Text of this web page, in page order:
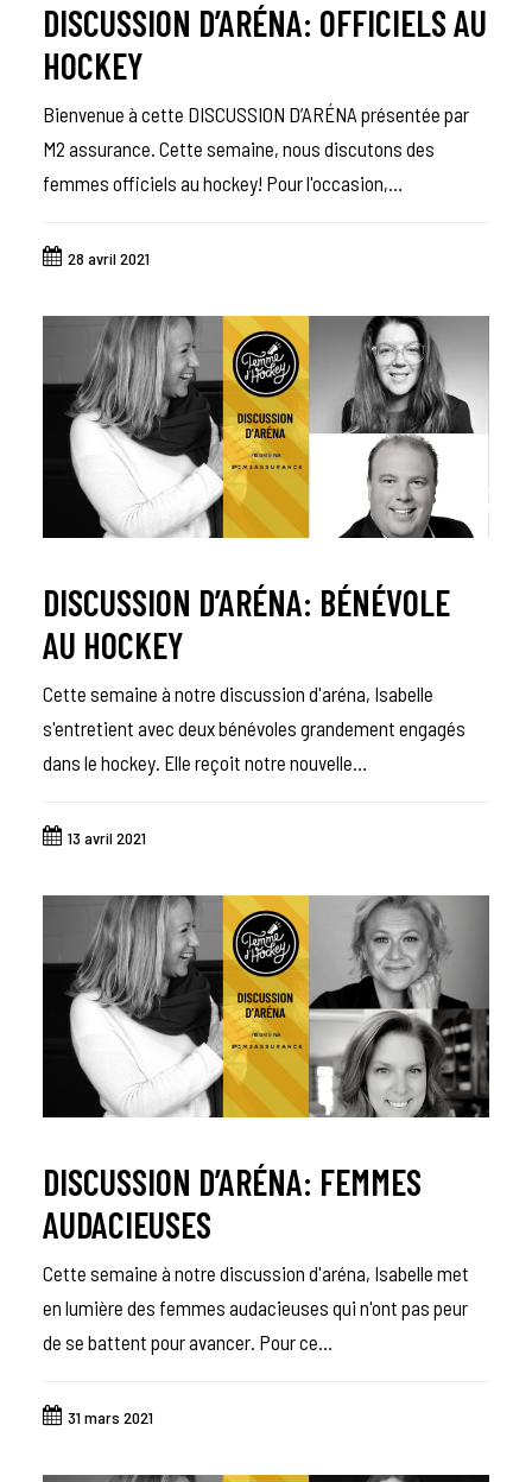
DISCUSSION D’ARÉNA: OFFICIELS AU
HOCKEY
Bienvenue à cette DISCUSSION D’ARÉNA présentée par
M2 assurance. Cette semaine, nous discutons des
femmes officiels au hockey! Pour l'occasion,…
28 avril 2021
DISCUSSION D’ARÉNA: BÉNÉVOLE
AU HOCKEY
Cette semaine à notre discussion d'aréna, Isabelle
s'entretient avec deux bénévoles grandement engagés
dans le hockey. Elle reçoit notre nouvelle…
13 avril 2021
DISCUSSION D’ARÉNA: FEMMES
AUDACIEUSES
Cette semaine à notre discussion d'aréna, Isabelle met
en lumière des femmes audacieuses qui n'ont pas peur
de se battent pour avancer. Pour ce…
31 mars 2021